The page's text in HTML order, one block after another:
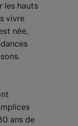
les hauts
vivre
née,
ans de